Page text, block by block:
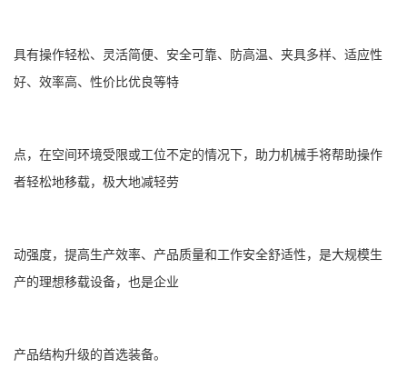
具有操作轻松、灵活简便、安全可靠、防高温、夹具多样、适应性
好、效率高、性价比优良等特
点，在空间环境受限或工位不定的情况下，助力机械手将帮助操作
者轻松地移载，极大地减轻劳
动强度，提高生产效率、产品质量和工作安全舒适性，是大规模生
产的理想移载设备，也是企业
产品结构升级的首选装备。